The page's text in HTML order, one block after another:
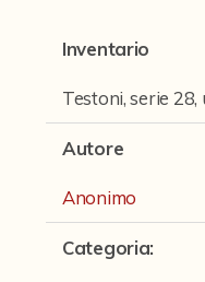
Aemilia Ars
Collezione Brighetti
Collezione Matteuzzi
Ex libris Cavalieri
Inventario
Testoni, serie
Autore
Anonimo
Categoria: